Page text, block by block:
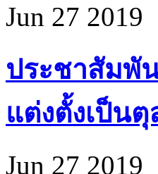
Jun 27 2019
ประชาสัมพั
แต่งตั้งเป็น
Jun 27 2019